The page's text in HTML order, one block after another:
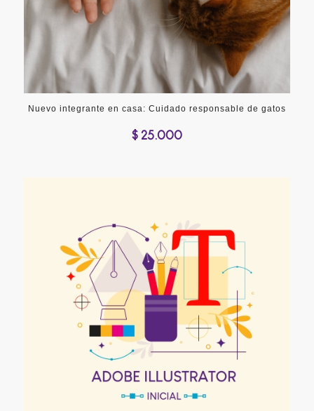
Nuevo integrante en casa: Cuidado responsable de gatos
$25.000